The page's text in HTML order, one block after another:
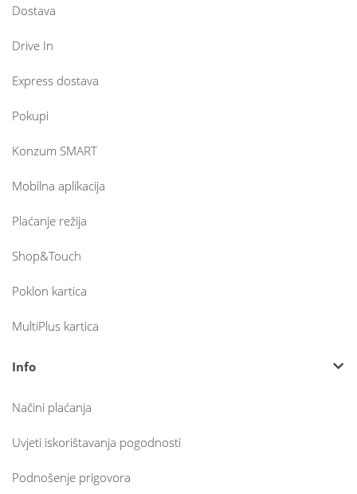
Dostava
Drive In
Express dostava
Pokupi
Konzum SMART
Mobilna aplikacija
Plaćanje režija
Shop&Touch
Poklon kartica
MultiPlus kartica
Info
Načini plaćanja
Uvjeti iskorištavanja pogodnosti
Podnošenje prigovora